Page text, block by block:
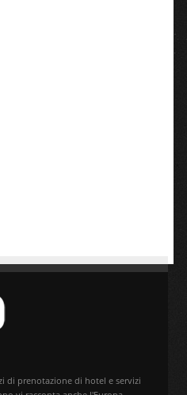
di prenotazione di hotel e servizi